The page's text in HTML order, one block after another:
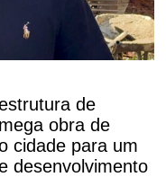
de
obra de
cidade para um
desenvolvimento